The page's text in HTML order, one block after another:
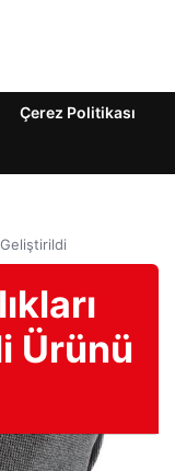
Çerez Politikası
Ürünü